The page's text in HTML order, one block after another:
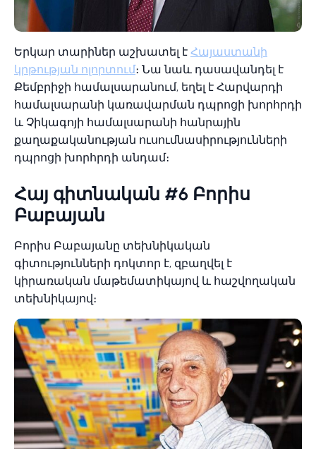
Երկար տարիներ աշխատել է Հայաստանի
կրթության ոլորտում։ Նա նաև դասավանդել է
Քեմբրիջի համալսարանում, եղել է Հարվարդի
համալսարանի կառավարման դպրոցի խորհրդի
և Չիկագոյի համալսարանի հանրային
քաղաքականության ուսումնասիրությունների
դպրոցի խորհրդի անդամ։
Հայ գիտնական #6 Բորիս
Բաբայան
Բորիս Բաբայանը տեխնիկական
գիտությունների դոկտոր է, զբաղվել է
կիրառական մաթեմատիկայով և հաշվողական
տեխնիկայով։